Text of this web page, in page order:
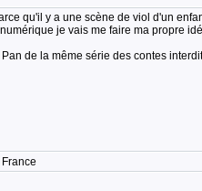
qu'il y a une scène de viol d'un
je vais me faire ma propre
de la même série des contes